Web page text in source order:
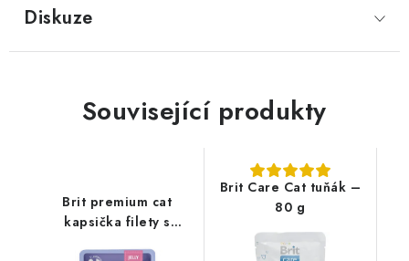
Diskuze
Související produkty
Brit premium cat
kapsička filety s
Brit Care Cat tuňák –
80 g